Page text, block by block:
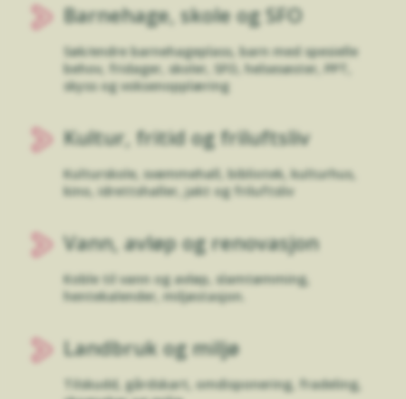
Barnehage, skole og SFO
Søk/endre barnehageplass, barn med spesielle
behov, fridager, skoler, SFO, helsesøster, PPT,
skyss og voksenopplæring
Kultur, fritid og friluftsliv
Kulturskole, svømmehall, bibliotek, kulturhus,
kino, idrettshaller, jakt og friluftsliv
Vann, avløp og renovasjon
Koble til vann og avløp, slamtømming,
hentekalender, miljøstasjon.
Landbruk og miljø
Tilskudd, gårdskart, omdisponering, fradeling,